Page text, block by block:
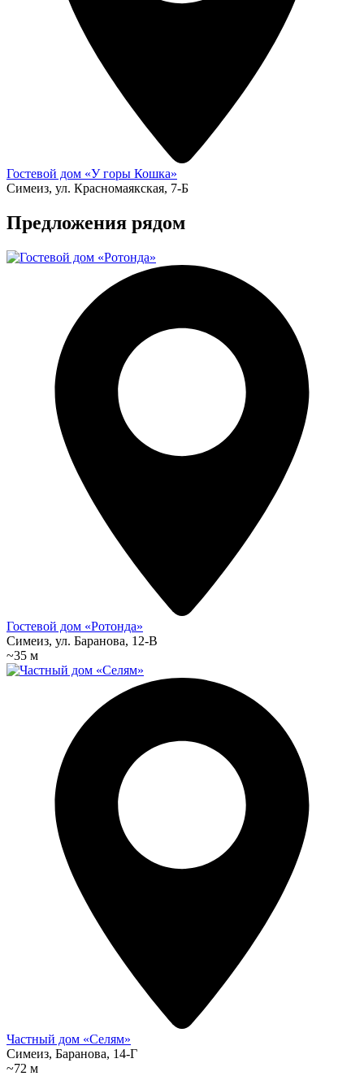
Гостевой дом «У горы Кошка»
Симеиз, ул. Красномаякская, 7-Б
Предложения рядом
Гостевой дом «Ротонда»
Симеиз, ул. Баранова, 12-В
~35 м
Частный дом «Селям»
Симеиз, Баранова, 14-Г
~72 м